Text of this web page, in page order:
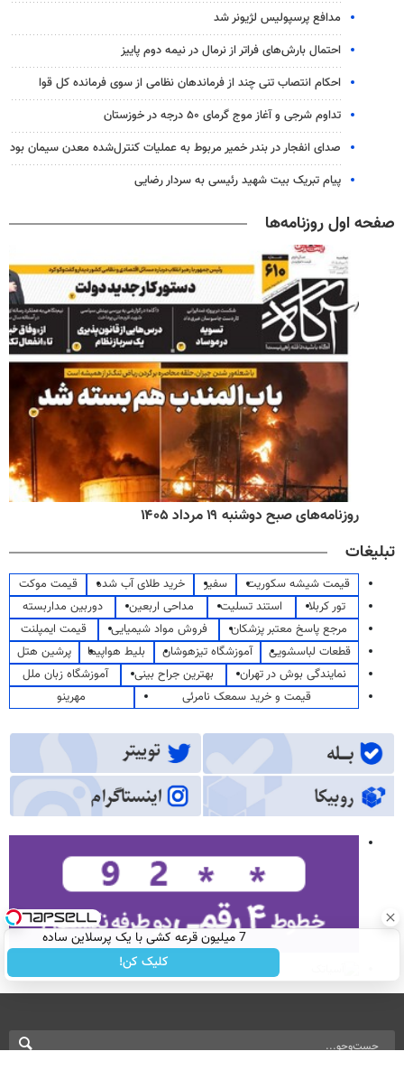
مدافع پرسپولیس لژیونر شد
احتمال بارش‌های فراتر از نرمال در نیمه دوم پاییز
احکام انتصاب تنی چند از فرماندهان نظامی از سوی فرمانده کل قوا
تداوم شرجی و آغاز موج گرمای ۵۰ درجه در خوزستان
صدای انفجار در بندر خمیر مربوط به عملیات کنترل‌شده معدن سیمان بود
پیام تبریک بیت شهید رئیسی به سردار رضایی
صفحه اول روزنامه‌ها
روزنامه‌های صبح دوشنبه ۱۹ مرداد ۱۴۰۵
تبلیغات
قیمت شیشه سکوریت سفیر خرید طلای آب شده
قیمت موکت
تور کربلا
استند تسلیت مداحی اربعین
دوربین مداربسته
مرجع پاسخ معتبر پزشکان
فروش مواد شیمیایی
قیمت ایمپلنت
قطعات لباسشویی
آموزشگاه تیزهوشان بلیط هواپیما
پرشین هتل
نمایندگی بوش در تهران
بهترین جراح بینی
آموزشگاه زبان ملل
قیمت و خرید سمعک نامرئی
مهرینو
7 میلیون قرعه کشی با یک پرسلاین ساده
کلیک کن!